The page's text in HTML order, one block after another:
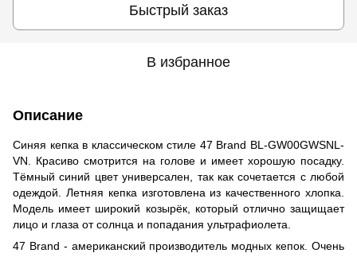
Быстрый заказ
В избранное
Описание
Синяя кепка в классическом стиле 47 Brand BL-GW00GWSNL-
VN. Красиво смотрится на голове и имеет хорошую посадку.
Тёмный синий цвет универсален, так как сочетается с любой
одеждой. Летняя кепка изготовлена из качественного хлопка.
Модель имеет широкий козырёк, который отлично защищает
лицо и глаза от солнца и попадания ультрафиолета.
47 Brand - американский производитель модных кепок. Очень